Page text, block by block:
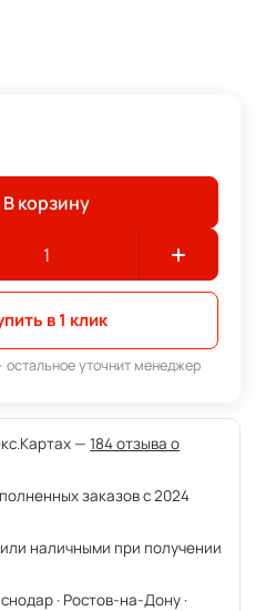
В корзину
в 1 клик
уточнит менеджер
—184 отзыва о
заказов с 2024
наличными при получении
· Ростов-на-Дону ·